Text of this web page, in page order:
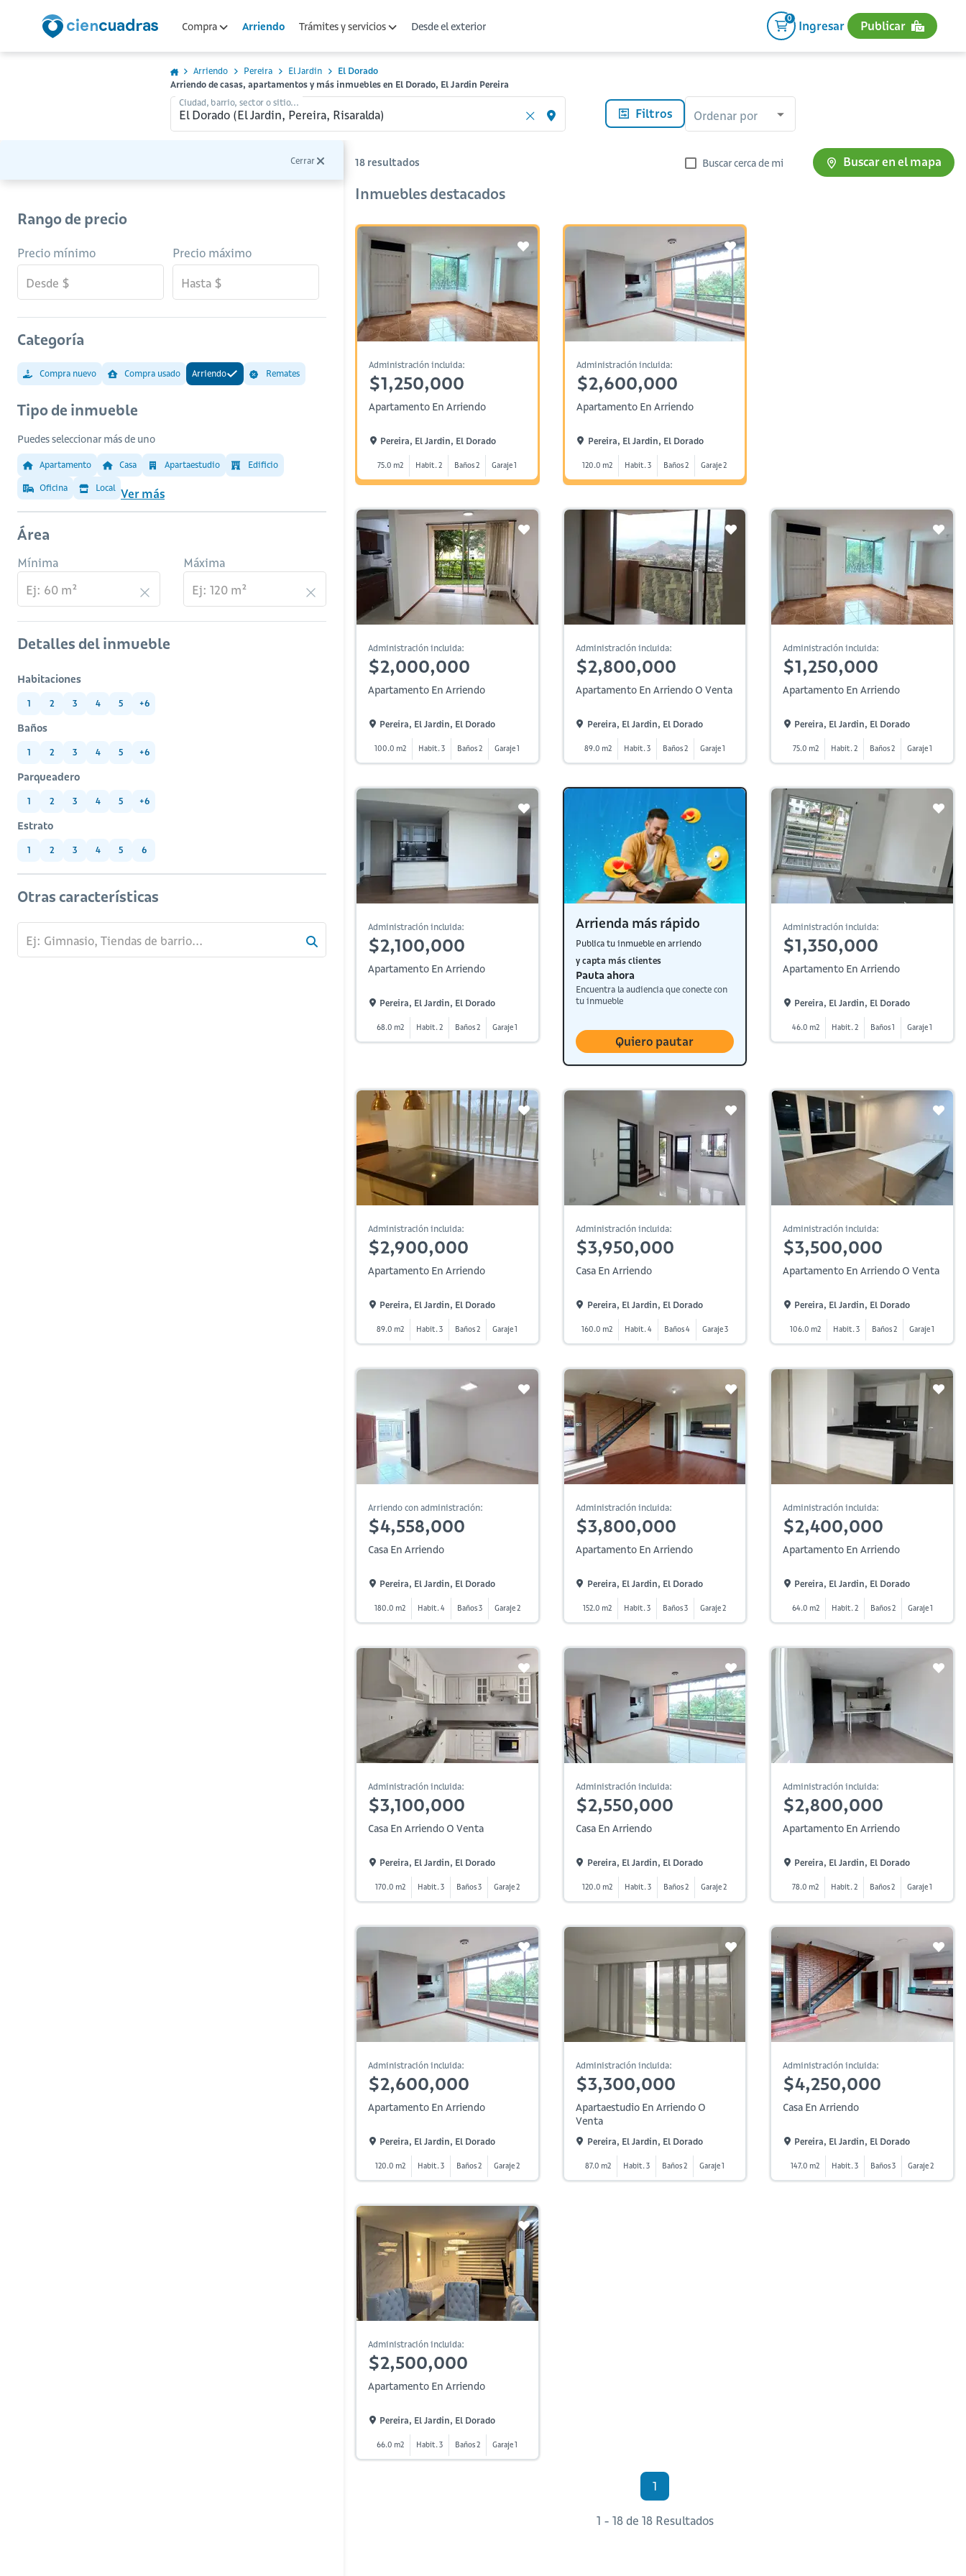
Compra Arriendo Trámites y servicios Desde el exterior
0
Ingresar Publicar
Arriendo Pereira El Jardin
El Dorado
Arriendo de casas, apartamentos y más inmuebles en El Dorado, El Jardin Pereira
Ciudad, barrio, sector o sitio...
Filtros Ordenar por
Cerrar
Rango de precio
Precio mínimo Precio máximo
Categoría
Compra nuevo Compra usado Arriendo Remates
Tipo de inmueble
Puedes seleccionar más de uno
Apartamento Casa Apartaestudio Edificio
Oficina Local Ver más
Área
Mínima Máxima
Detalles del inmueble
Habitaciones
1 2 3 4 5 +6
Baños
1 2 3 4 5 +6
Parqueadero
1 2 3 4 5 +6
Estrato
1 2 3 4 5 6
Otras características
18 resultados Buscar cerca de mi Buscar en el mapa
Inmuebles destacados
Administración incluida:
$1,250,000
Apartamento En Arriendo
Pereira, El Jardin, El Dorado
75.0 m2 Habit. 2 Baños 2 Garaje 1
Administración incluida:
$2,600,000
Apartamento En Arriendo
Pereira, El Jardin, El Dorado
120.0 m2 Habit. 3 Baños 2 Garaje 2
Administración incluida:
$2,000,000
Apartamento En Arriendo
Pereira, El Jardin, El Dorado
100.0 m2 Habit. 3 Baños 2 Garaje 1
Administración incluida:
$2,800,000
Apartamento En Arriendo O Venta
Pereira, El Jardin, El Dorado
89.0 m2 Habit. 3 Baños 2 Garaje 1
Administración incluida:
$1,250,000
Apartamento En Arriendo
Pereira, El Jardin, El Dorado
75.0 m2 Habit. 2 Baños 2 Garaje 1
Administración incluida:
$2,100,000
Apartamento En Arriendo
Pereira, El Jardin, El Dorado
68.0 m2 Habit. 2 Baños 2 Garaje 1
Arrienda más rápido
Publica tu inmueble en arriendo
y capta más clientes
Pauta ahora
Encuentra la audiencia que conecte con
tu inmueble
Quiero pautar
Administración incluida:
$1,350,000
Apartamento En Arriendo
Pereira, El Jardin, El Dorado
46.0 m2 Habit. 2 Baños 1 Garaje 1
Administración incluida:
$2,900,000
Apartamento En Arriendo
Pereira, El Jardin, El Dorado
89.0 m2 Habit. 3 Baños 2 Garaje 1
Administración incluida:
$3,950,000
Casa En Arriendo
Pereira, El Jardin, El Dorado
160.0 m2 Habit. 4 Baños 4 Garaje 3
Administración incluida:
$3,500,000
Apartamento En Arriendo O Venta
Pereira, El Jardin, El Dorado
106.0 m2 Habit. 3 Baños 2 Garaje 1
Arriendo con administración:
$4,558,000
Casa En Arriendo
Pereira, El Jardin, El Dorado
180.0 m2 Habit. 4 Baños 3 Garaje 2
Administración incluida:
$3,800,000
Apartamento En Arriendo
Pereira, El Jardin, El Dorado
152.0 m2 Habit. 3 Baños 3 Garaje 2
Administración incluida:
$2,400,000
Apartamento En Arriendo
Pereira, El Jardin, El Dorado
64.0 m2 Habit. 2 Baños 2 Garaje 1
Administración incluida:
$3,100,000
Casa En Arriendo O Venta
Pereira, El Jardin, El Dorado
170.0 m2 Habit. 3 Baños 3 Garaje 2
Administración incluida:
$2,550,000
Casa En Arriendo
Pereira, El Jardin, El Dorado
120.0 m2 Habit. 3 Baños 2 Garaje 2
Administración incluida:
$2,800,000
Apartamento En Arriendo
Pereira, El Jardin, El Dorado
78.0 m2 Habit. 2 Baños 2 Garaje 1
Administración incluida:
$2,600,000
Apartamento En Arriendo
Pereira, El Jardin, El Dorado
120.0 m2 Habit. 3 Baños 2 Garaje 2
Administración incluida:
$3,300,000
Apartaestudio En Arriendo O
Venta
Pereira, El Jardin, El Dorado
87.0 m2 Habit. 3 Baños 2 Garaje 1
Administración incluida:
$4,250,000
Casa En Arriendo
Pereira, El Jardin, El Dorado
147.0 m2 Habit. 3 Baños 3 Garaje 2
Administración incluida:
$2,500,000
Apartamento En Arriendo
Pereira, El Jardin, El Dorado
66.0 m2 Habit. 3 Baños 2 Garaje 1
1
1 - 18 de 18 Resultados